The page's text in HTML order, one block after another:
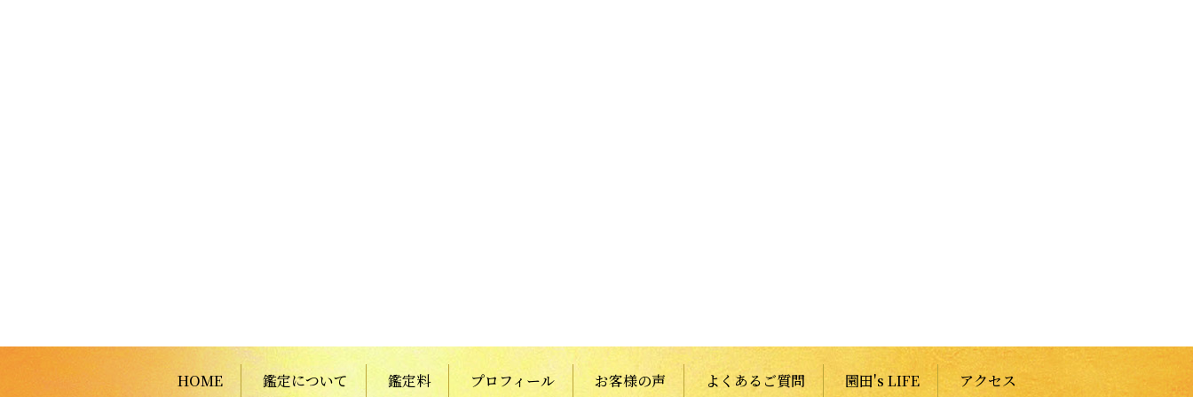
HOME 鑑定について 鑑定料 プロフィール お客様の声 よくあるご質問 園田's LIFE アクセス